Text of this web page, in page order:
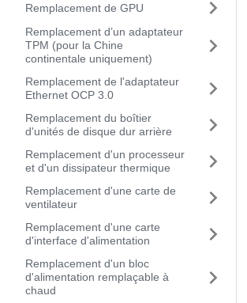
Remplacement de GPU
Remplacement d’un adaptateur
TPM (pour la Chine
continentale uniquement)
Remplacement de l'adaptateur
Ethernet OCP 3.0
Remplacement du boîtier
d'unités de disque dur arrière
Remplacement d'un processeur
et d'un dissipateur thermique
Remplacement d'une carte de
ventilateur
Remplacement d'une carte
d'interface d'alimentation
Remplacement d'un bloc
d'alimentation remplaçable à
chaud